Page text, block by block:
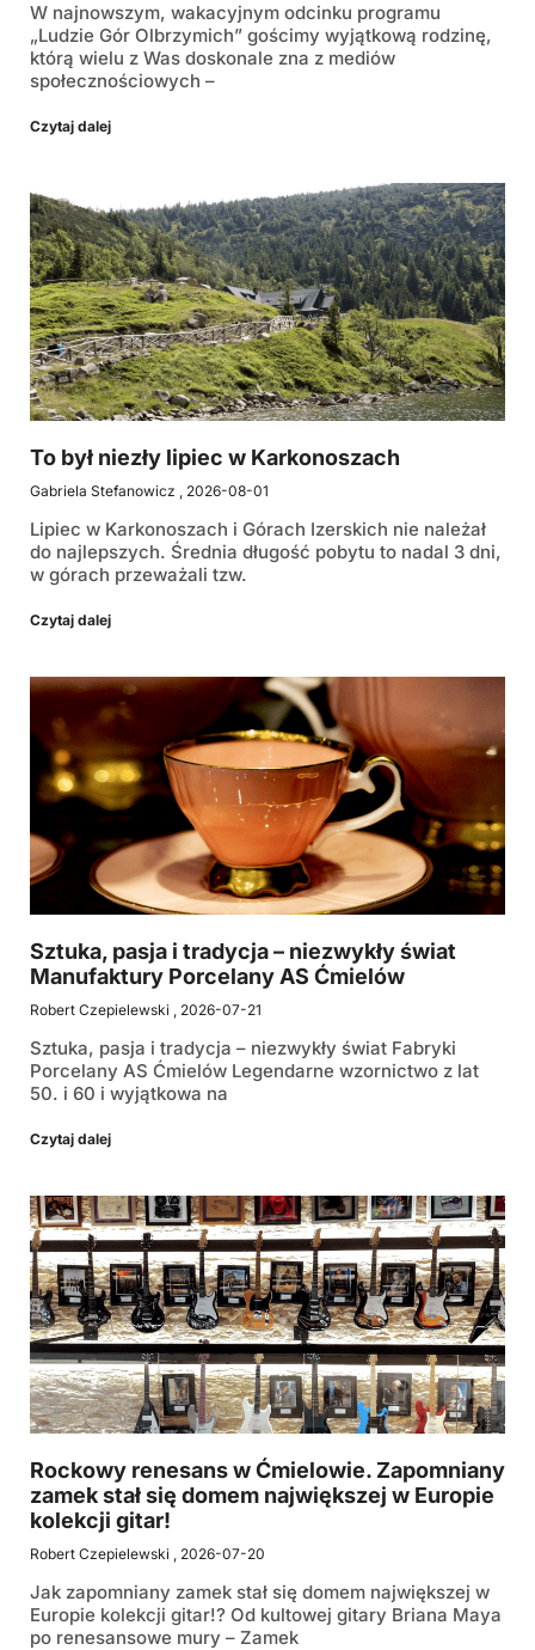
W najnowszym, wakacyjnym odcinku programu
„Ludzie Gór Olbrzymich” gościmy wyjątkową rodzinę,
którą wielu z Was doskonale zna z mediów
społecznościowych –
Czytaj dalej
To był niezły lipiec w Karkonoszach
Gabriela Stefanowicz 2026-08-01
Lipiec w Karkonoszach i Górach Izerskich nie należał
do najlepszych. Średnia długość pobytu to nadal 3 dni,
w górach przeważali tzw.
Czytaj dalej
Sztuka, pasja i tradycja – niezwykły świat
Manufaktury Porcelany AS Ćmielów
Robert Czepielewski 2026-07-21
Sztuka, pasja i tradycja – niezwykły świat Fabryki
Porcelany AS Ćmielów Legendarne wzornictwo z lat
50. i 60 i wyjątkowa na
Czytaj dalej
Rockowy renesans w Ćmielowie. Zapomniany
zamek stał się domem największej w Europie
kolekcji gitar!
Robert Czepielewski 2026-07-20
Jak zapomniany zamek stał się domem największej w
Europie kolekcji gitar!? Od kultowej gitary Briana Maya
po renesansowe mury – Zamek